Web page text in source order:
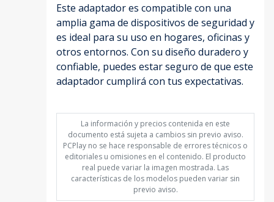
Este adaptador es compatible con una
amplia gama de dispositivos de seguridad y
es ideal para su uso en hogares, oficinas y
otros entornos. Con su diseño duradero y
confiable, puedes estar seguro de que este
adaptador cumplirá con tus expectativas.
La información y precios contenida en este
documento está sujeta a cambios sin previo aviso.
PCPlay no se hace responsable de errores técnicos o
editoriales u omisiones en el contenido. El producto
real puede variar la imagen mostrada. Las
características de los modelos pueden variar sin
previo aviso.